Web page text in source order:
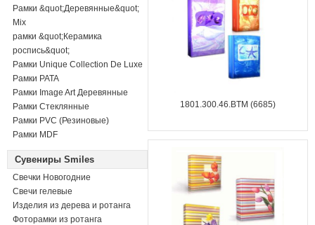
Рамки &quot;Деревянные&quot;
Mix
рамки &quot;Керамика
роспись&quot;
Рамки Unique Collection De Luxe
Рамки PATA
Рамки Image Art Деревянные
Рамки Стеклянные
Рамки PVC (Резиновые)
Рамки MDF
Сувениры Smiles
Свечки Новогодние
Свечи гелевые
Изделия из дерева и ротанга
Фоторамки из ротанга
1801.300.46.BTM (6685)